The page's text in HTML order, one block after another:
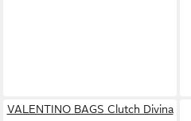
VALENTINO BAGS Clutch Divina